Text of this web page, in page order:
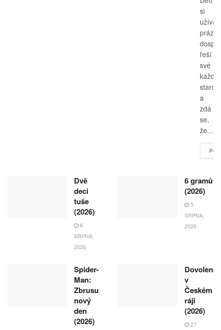
si
užívají
řeší
své
a
zdá
se,
že...
Dvě
deci
tuše
(2026)
6
SRPNA,
2026
6 gramů
(2026)
5
SRPNA,
2026
Spider-
Man:
Zbrusu
nový
den
(2026)
Dovolená
v
Českém
ráji
(2026)
27